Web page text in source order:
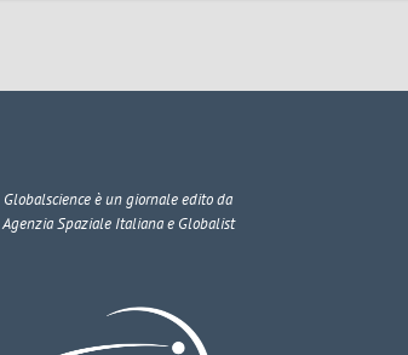
Globalscienceè un giornale edito da
Agenzia Spaziale Italiana e Globalist